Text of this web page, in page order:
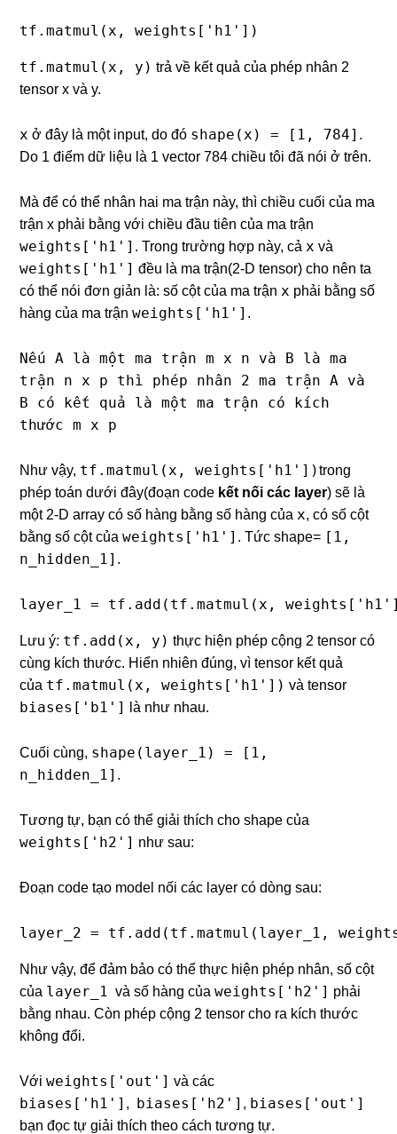
tf.matmul(x, weights['h1'])
tf.matmul(x, y) trả về kết quả của phép nhân 2
tensor x và y.
x ở đây là một input, do đó shape(x) = [1, 784] .
Do 1 điểm dữ liệu là 1 vector 784 chiều tôi đã nói ở trên.
Mà để có thể nhân hai ma trận này, thì chiều cuối của ma
trận x phải bằng với chiều đầu tiên của ma trận
weights['h1'] . Trong trường hợp này, cả x và
weights['h1'] đều là ma trận(2-D tensor) cho nên ta
có thể nói đơn giản là: số cột của ma trận x phải bằng số
hàng của ma trậnweights['h1'] .
Nếu A là một ma trận m x n và B là ma
trận n x p thì phép nhân 2 ma trận A và
B có kết quả là một ma trận có kích
thước m x p
Như vậy, tf.matmul(x, weights['h1'])trong
phép toán dưới đây(đoạn code kết nối các layer) sẽ là
một 2-D array có số hàng bằng số hàng của x, có số cột
bằng số cột củaweights['h1'] . Tức shape= [1,
n_hidden_1] .
layer_1 = tf.add(tf.matmul(x,
Lưu ý: tf.add(x, y) thực hiện phép cộng 2 tensor có
cùng kích thước. Hiển nhiên đúng, vì tensor kết quả
của tf.matmul(x, weights['h1']) và tensor
biases['b1'] là như nhau.
Cuối cùng, shape(layer_1) = [1,
n_hidden_1] .
Tương tự, bạn có thể giải thích cho shape của
weights['h2'] như sau:
Đoạn code tạo model nối các layer có dòng sau:
layer_2 = tf.add(tf.matmul(layer_1,
Như vậy, để đảm bảo có thể thực hiện phép nhân, số cột
của layer_1 và số hàng củaweights['h2'] phải
bằng nhau. Còn phép cộng 2 tensor cho ra kích thước
không đổi.
Vớiweights['out'] và các
biases['h1'] , biases['h2'] , biases['out']
bạn đọc tự giải thích theo cách tương tự.